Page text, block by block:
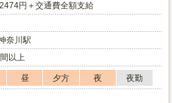
円＋交通費全額支給
奈川駅
以上
昼 夕方 夜
夜勤